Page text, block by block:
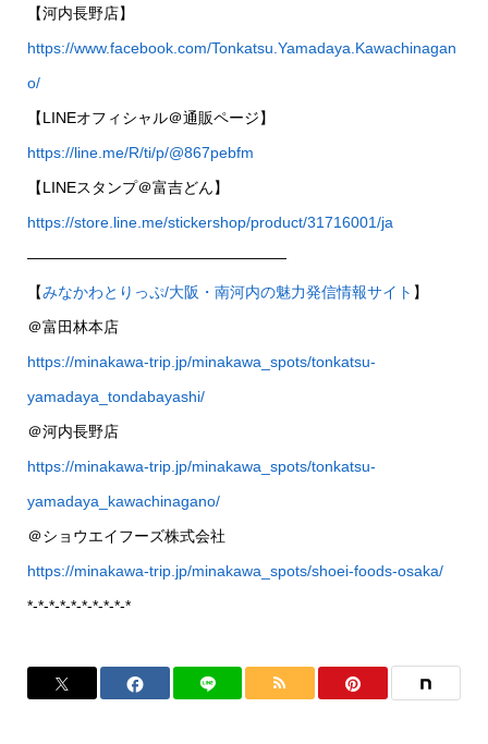
【河内長野店】
https://www.facebook.com/Tonkatsu.Yamadaya.Kawachinagan
o/
【LINEオフィシャル＠通販ページ】
https://line.me/R/ti/p/@867pebfm
【LINEスタンプ＠富吉どん】
https://store.line.me/stickershop/product/31716001/ja
—————————————————
【みなかわとりっぷ/大阪・南河内の魅力発信情報サイト 】
＠富田林本店
https://minakawa-trip.jp/minakawa_spots/tonkatsu-
yamadaya_tondabayashi/
＠河内長野店
https://minakawa-trip.jp/minakawa_spots/tonkatsu-
yamadaya_kawachinagano/
＠ショウエイフーズ株式会社
https://minakawa-trip.jp/minakawa_spots/shoei-foods-osaka/
*-*-*-*-*-*-*-*-*-*